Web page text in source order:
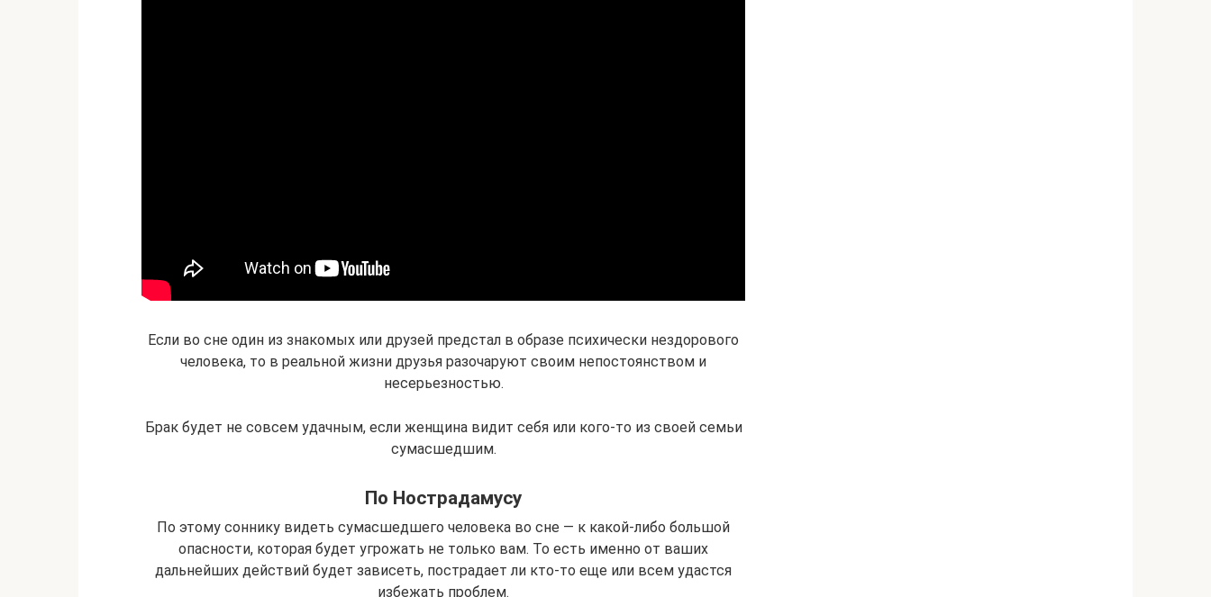
Если во сне один из знакомых или друзей предстал в образе психически нездорового
человека, то в реальной жизни друзья разочаруют своим непостоянством и
несерьезностью.
Брак будет не совсем удачным, если женщина видит себя или кого-то из своей семьи
сумасшедшим.
По Нострадамусу
По этому соннику видеть сумасшедшего человека во сне — к какой-либо большой
опасности, которая будет угрожать не только вам. То есть именно от ваших
дальнейших действий будет зависеть, пострадает ли кто-то еще или всем удастся
избежать проблем.